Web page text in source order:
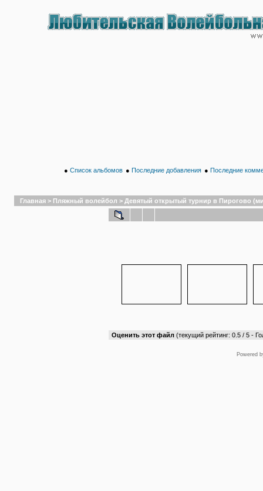
● Список альбомов ● Последние добавления ● Последние
Главная > Пляжный волейбол > Девятый открытый турнир в Пирогово
Оценить этот файл (текущий рейтинг: 0.5 / 5 -
Powered